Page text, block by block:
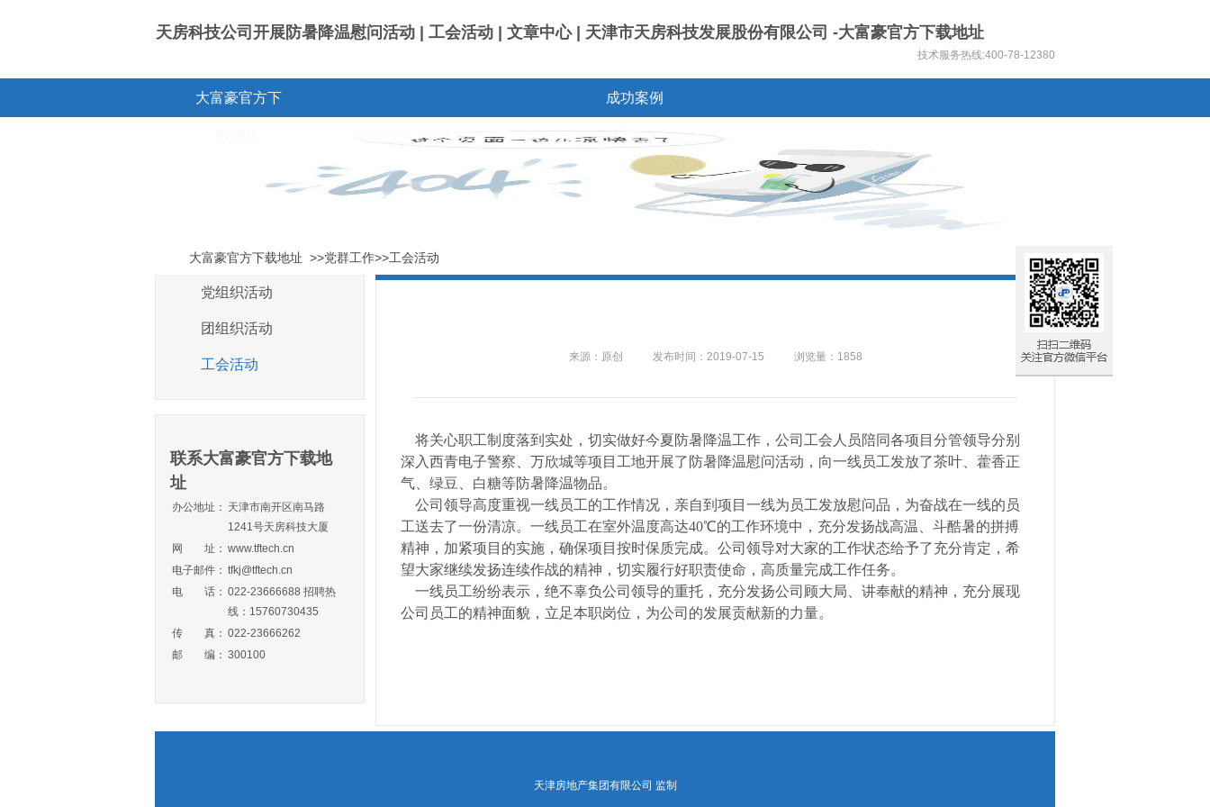
天房科技公司开展防暑降温慰问活动 | 工会活动 | 文章中心 | 天津市天房科技发展股份有限公司 -大富豪官方下载地址
技术服务热线:400-78-12380
大富豪官方下 成功案例
大富豪官方下载地址 >>党群工作>>工会活动
来源：原创 发布时间：2019-07-15 浏览量：1858
将关心职工制度落到实处，切实做好今夏防暑降温工作，公司工会人员陪同各项目分管领导分别
深入西青电子警察、万欣城等项目工地开展了防暑降温慰问活动，向一线员工发放了茶叶、藿香正
气、绿豆、白糖等防暑降温物品。
公司领导高度重视一线员工的工作情况，亲自到项目一线为员工发放慰问品，为奋战在一线的员
工送去了一份清凉。一线员工在室外温度高达40℃的工作环境中，充分发扬战高温、斗酷暑的拼搏
精神，加紧项目的实施，确保项目按时保质完成。公司领导对大家的工作状态给予了充分肯定，希
望大家继续发扬连续作战的精神，切实履行好职责使命，高质量完成工作任务。
一线员工纷纷表示，绝不辜负公司领导的重托，充分发扬公司顾大局、讲奉献的精神，充分展现
公司员工的精神面貌，立足本职岗位，为公司的发展贡献新的力量。
党组织活动
团组织活动
工会活动
联系大富豪官方下载地
址
办公地址： 天津市南开区南马路
1241号天房科技大厦
网 址： www.tftech.cn
电子邮件： tfkj@tftech.cn
电 话： 022-23666688 招聘热
线：15760730435
传 真： 022-23666262
邮 编： 300100
天津房地产集团有限公司 监制